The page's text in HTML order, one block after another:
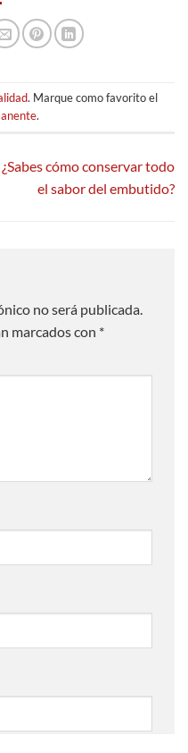
. Marque como favorito el
.
¿Sabes cómo conservar todo
el sabor del embutido?
no será publicada.
marcados con *